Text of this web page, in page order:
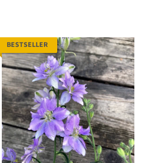
BESTSELLER